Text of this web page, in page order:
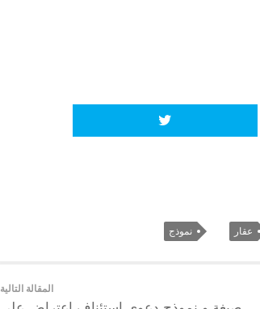
عقار نموذج
المقالة التالية